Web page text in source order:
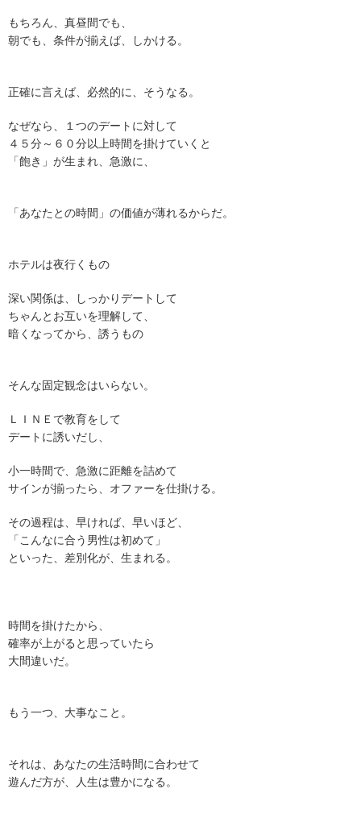
もちろん、真昼間でも、
朝でも、条件が揃えば、しかける。
正確に言えば、必然的に、そうなる。
なぜなら、１つのデートに対して
４５分～６０分以上時間を掛けていくと
「飽き」が生まれ、急激に、
「あなたとの時間」の価値が薄れるからだ。
ホテルは夜行くもの
深い関係は、しっかりデートして
ちゃんとお互いを理解して、
暗くなってから、誘うもの
そんな固定観念はいらない。
ＬＩＮＥで教育をして
デートに誘いだし、
小一時間で、急激に距離を詰めて
サインが揃ったら、オファーを仕掛ける。
その過程は、早ければ、早いほど、
「こんなに合う男性は初めて」
といった、差別化が、生まれる。
時間を掛けたから、
確率が上がると思っていたら
大間違いだ。
もう一つ、大事なこと。
それは、あなたの生活時間に合わせて
遊んだ方が、人生は豊かになる。